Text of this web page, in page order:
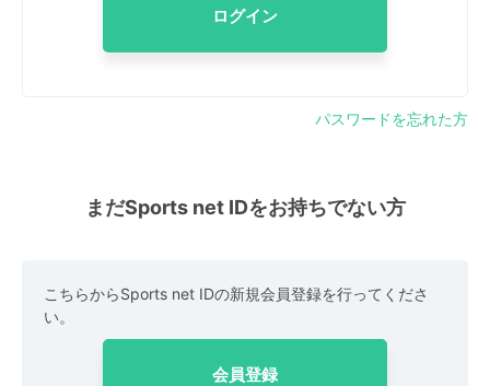
ログイン
パスワードを忘れた方
まだSports net IDをお持ちでない方
こちらからSports net IDの新規会員登録を行ってくださ
い。
会員登録